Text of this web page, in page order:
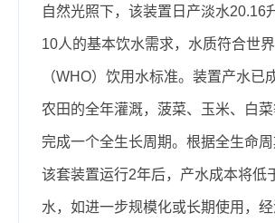
自然光照下，该装置日产淡水20.16
10人的基本饮水需求，水质符合世
（WHO）饮用水标准。装置产水已
农田的全年灌溉，菠菜、玉米、白
完成一个全生长周期。根据全生命周
该套装置运行2年后，产水成本将低
水，如进一步规模化或长期使用，